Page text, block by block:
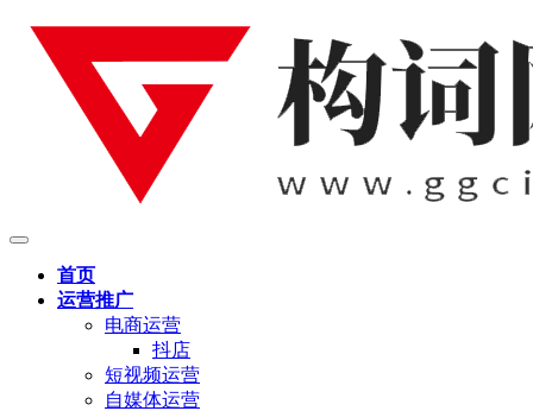
首页
运营推广
电商运营
抖店
短视频运营
自媒体运营